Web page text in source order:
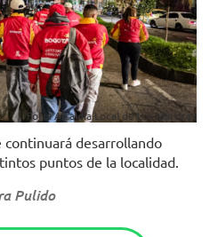
Foto: Alcaldía Local de Los Mártires
continuará desarrollando
puntos de la localidad.
Pulido